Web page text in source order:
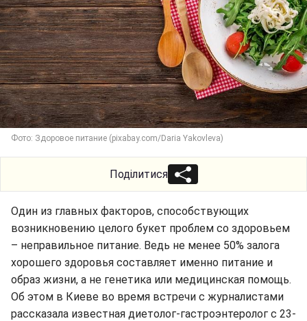
Фото: Здоровое питание (pixabay.com/Daria Yakovleva)
Поділитися
Один из главных факторов, способствующих
возникновению целого букет проблем со здоровьем
– неправильное питание. Ведь не менее 50% залога
хорошего здоровья составляет именно питание и
образ жизни, а не генетика или медицинская помощь.
Об этом в Киеве во время встречи с журналистами
рассказала известная диетолог-гастроэнтеролог с 23-